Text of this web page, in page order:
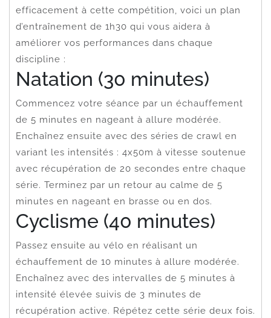
efficacement à cette compétition, voici un plan
d’entraînement de 1h30 qui vous aidera à
améliorer vos performances dans chaque
discipline :
Natation (30 minutes)
Commencez votre séance par un échauffement
de 5 minutes en nageant à allure modérée.
Enchaînez ensuite avec des séries de crawl en
variant les intensités : 4x50m à vitesse soutenue
avec récupération de 20 secondes entre chaque
série. Terminez par un retour au calme de 5
minutes en nageant en brasse ou en dos.
Cyclisme (40 minutes)
Passez ensuite au vélo en réalisant un
échauffement de 10 minutes à allure modérée.
Enchaînez avec des intervalles de 5 minutes à
intensité élevée suivis de 3 minutes de
récupération active. Répétez cette série deux fois.